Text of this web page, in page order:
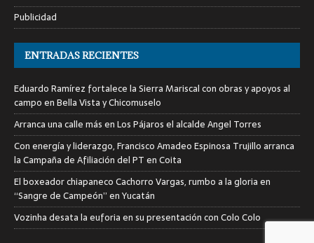
Publicidad
ENTRADAS RECIENTES
Eduardo Ramírez fortalece la Sierra Mariscal con obras y apoyos al
campo en Bella Vista y Chicomuselo
Arranca una calle más en Los Pájaros el alcalde Angel Torres
Con energía y liderazgo, Francisco Amadeo Espinosa Trujillo arranca
la Campaña de Afiliación del PT en Coita
El boxeador chiapaneco Cachorro Vargas, rumbo a la gloria en
“Sangre de Campeón” en Yucatán
Vozinha desata la euforia en su presentación con Colo Colo